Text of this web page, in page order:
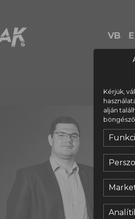
Kérjük,
alján
VB